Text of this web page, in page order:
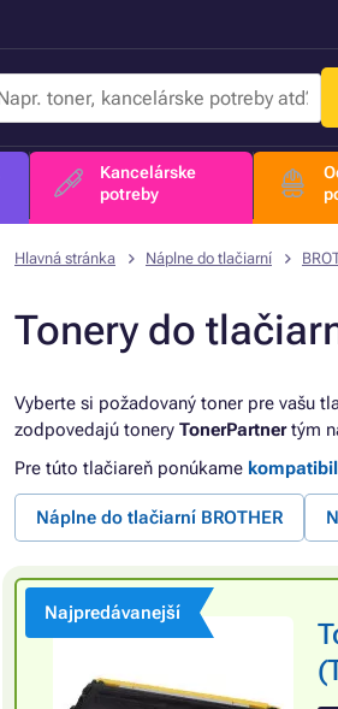
Kancelárske
potreby
Hlavná stránka Náplne do tlačiarní
Tonery do
Vyberte si požadovaný toner pre vašu
zodpovedajú tonery TonerPartnertým
Pre túto tlačiareň ponúkame
Náplne do tlačiarní BROTHER
Najpredávanejší